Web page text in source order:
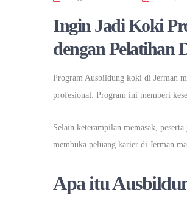
Ingin Jadi Koki
dengan
Program Ausbildung koki di Jerman
profesional. Program ini memberi
Selain keterampilan memasak,
membuka peluang karier di Jerman
Apa itu